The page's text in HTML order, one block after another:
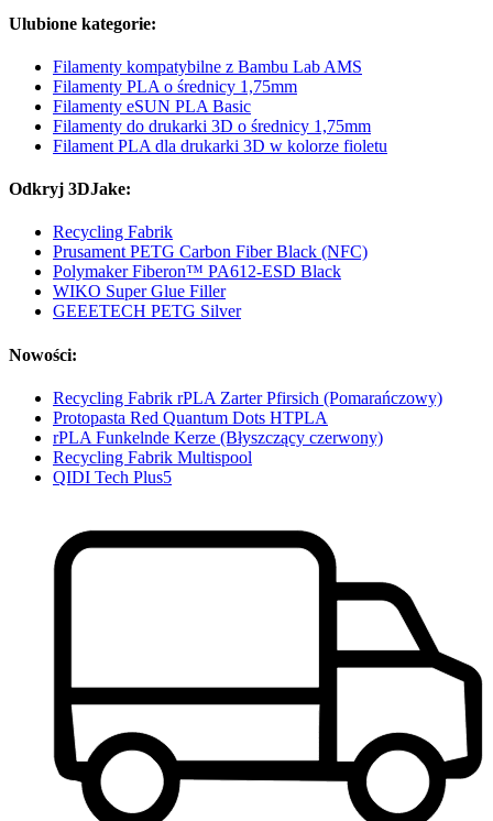
Ulubione kategorie:
Filamenty kompatybilne z Bambu Lab AMS
Filamenty PLA o średnicy 1,75mm
Filamenty eSUN PLA Basic
Filamenty do drukarki 3D o średnicy 1,75mm
Filament PLA dla drukarki 3D w kolorze fioletu
Odkryj 3DJake:
Recycling Fabrik
Prusament PETG Carbon Fiber Black (NFC)
Polymaker Fiberon™ PA612-ESD Black
WIKO Super Glue Filler
GEEETECH PETG Silver
Nowości:
Recycling Fabrik rPLA Zarter Pfirsich (Pomarańczowy)
Protopasta Red Quantum Dots HTPLA
rPLA Funkelnde Kerze (Błyszczący czerwony)
Recycling Fabrik Multispool
QIDI Tech Plus5